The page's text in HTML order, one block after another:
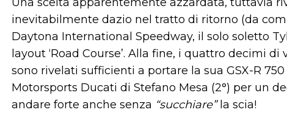
inevitabilmente dazio nel tratto di ritorno (da
Daytona International Speedway, il solo soletto
layout ‘Road Course’. Alla fine, i quattro decimi
sono rivelati sufficienti a portare la sua GSX-R
Motorsports Ducati di Stefano Mesa (2°) per un
andare forte anche senza “succhiare”la scia!